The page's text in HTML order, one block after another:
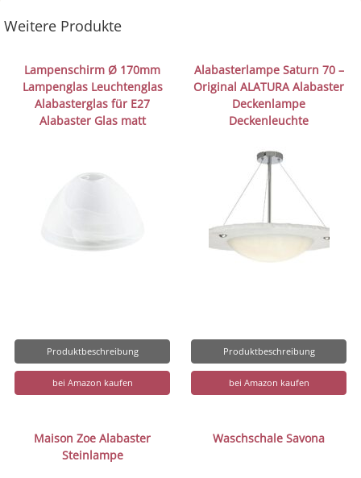
Weitere Produkte
Lampenschirm Ø 170mm
Lampenglas Leuchtenglas
Alabasterglas für E27
Alabaster Glas matt
Produktbeschreibung
bei Amazon kaufen
Alabasterlampe Saturn 70 –
Original ALATURA Alabaster
Deckenlampe
Deckenleuchte
Produktbeschreibung
bei Amazon kaufen
Maison Zoe Alabaster
Steinlampe
Waschschale Savona